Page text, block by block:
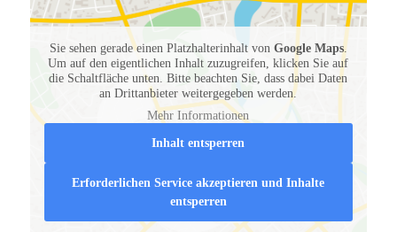
Sie sehen gerade einen Platzhalterinhalt von Google Maps.
Um auf den eigentlichen Inhalt zuzugreifen, klicken Sie auf
die Schaltfläche unten. Bitte beachten Sie, dass dabei Daten
an Drittanbieter weitergegeben werden.
Mehr Informationen
Inhalt entsperren
Erforderlichen Service akzeptieren und Inhalte
entsperren